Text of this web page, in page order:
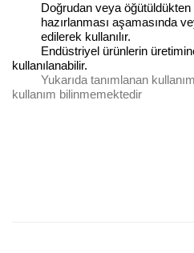
Doğrudan veya
hazırlanması aşamasında
edilerek kullanılır.
Endüstriyel ürünlerin
kullanılanabilir.
Yukarıda tanımlanan
kullanım bilinmemektedir